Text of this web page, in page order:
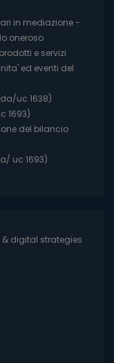
in mediazione -
oneroso
e servizi
ed eventi del
uc 1638)
1693)
del bilancio
uc 1693)
digital strategies